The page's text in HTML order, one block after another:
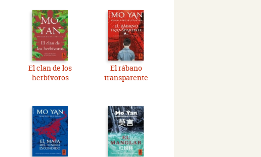
El clan de los
herbívoros
El rábano
transparente